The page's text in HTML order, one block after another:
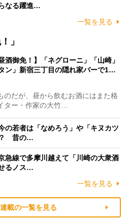
なる躍進…
一覧を見る
」
酒御免！】「ネグローニ」「山崎」
ン」新宿三丁目の隠れ家バーで1…
だが、昼から飲むお酒にはまた格
ー・作家の大竹…
の若者は「なめろう」や「キヌカツ
？ 昔の…
急線で多摩川越えて「川崎の大衆酒
るノス…
一覧を見る
載の一覧を見る